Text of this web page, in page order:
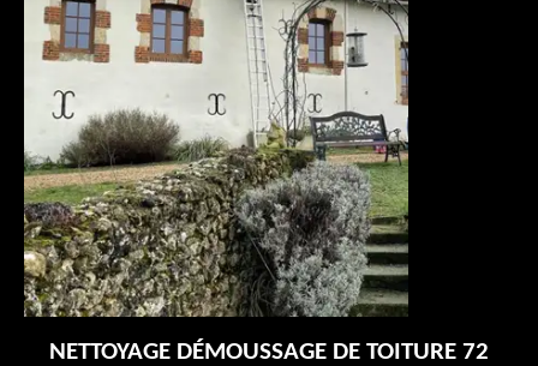
NETTOYAGE DÉMOUSSAGE DE TOITURE 72